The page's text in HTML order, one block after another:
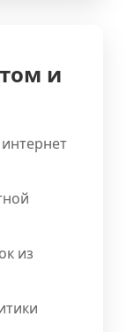
и
из